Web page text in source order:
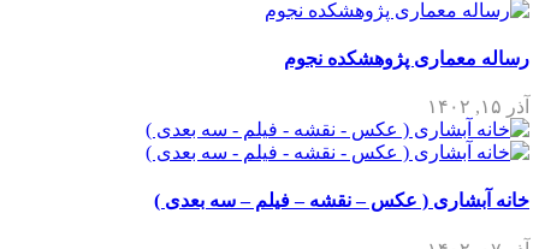
رساله معماری پژوهشکده نجوم
آذر ۱۵, ۱۴۰۲
خانه آبشاری ( عکس – نقشه – فیلم – سه بعدی )